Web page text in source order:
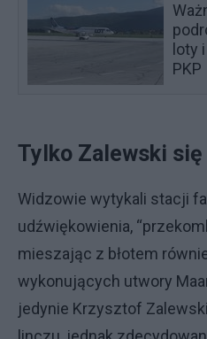
loty
PKP
Tylko Zalewski się
Widzowie wytykali stacji
udźwiękowienia,
mieszając z błotem
wykonujących utwory
jedynie Krzysztof